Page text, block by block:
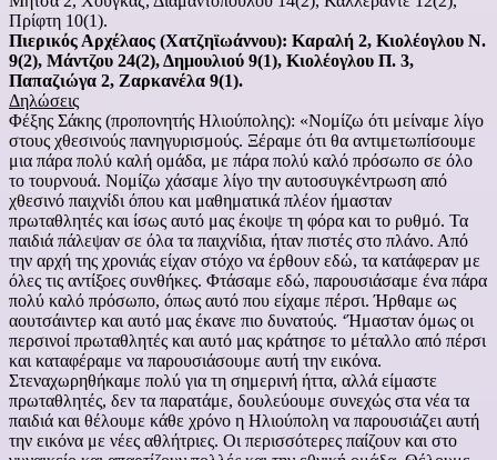
Πρίφτη 10(1).
Πιερικός Αρχέλαος (Χατζηϊωάννου): Καραλή 2, Κιολέογλου Ν.
9(2), Μάντζου 24(2), Δημουλιού 9(1), Κιολέογλου Π. 3,
Παπαζιώγα 2, Ζαρκανέλα 9(1).
Δηλώσεις
Φέξης Σάκης (προπονητής Ηλιούπολης): «Νομίζω ότι μείναμε λίγο
στους χθεσινούς πανηγυρισμούς. Ξέραμε ότι θα αντιμετωπίσουμε
μια πάρα πολύ καλή ομάδα, με πάρα πολύ καλό πρόσωπο σε όλο
το τουρνουά. Νομίζω χάσαμε λίγο την αυτοσυγκέντρωση από
χθεσινό παιχνίδι όπου και μαθηματικά πλέον ήμασταν
πρωταθλητές και ίσως αυτό μας έκοψε τη φόρα και το ρυθμό. Τα
παιδιά πάλεψαν σε όλα τα παιχνίδια, ήταν πιστές στο πλάνο. Από
την αρχή της χρονιάς είχαν στόχο να έρθουν εδώ, τα κατάφεραν με
όλες τις αντίξοες συνθήκες. Φτάσαμε εδώ, παρουσιάσαμε ένα πάρα
πολύ καλό πρόσωπο, όπως αυτό που είχαμε πέρσι. Ήρθαμε ως
αουτσάιντερ και αυτό μας έκανε πιο δυνατούς. ‘Ήμασταν όμως οι
περσινοί πρωταθλητές και αυτό μας κράτησε το μέταλλο από πέρσι
και καταφέραμε να παρουσιάσουμε αυτή την εικόνα.
Στεναχωρηθήκαμε πολύ για τη σημερινή ήττα, αλλά είμαστε
πρωταθλητές, δεν τα παρατάμε, δουλεύουμε συνεχώς στα νέα τα
παιδιά και θέλουμε κάθε χρόνο η Ηλιούπολη να παρουσιάζει αυτή
την εικόνα με νέες αθλήτριες. Οι περισσότερες παίζουν και στο